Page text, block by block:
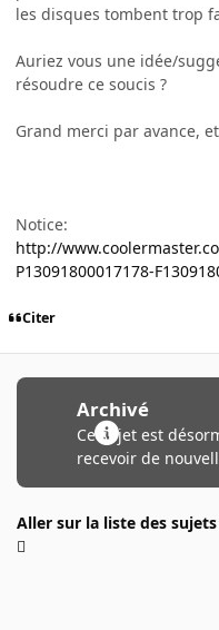
les disques tombent trop
Auriez vous une idée/
résoudre ce soucis ?
Grand merci par avance,
Notice:
http://
P13091800017178-
Citer
Archivé
Ce sujet est
recevoir de
Aller sur la liste des sujets